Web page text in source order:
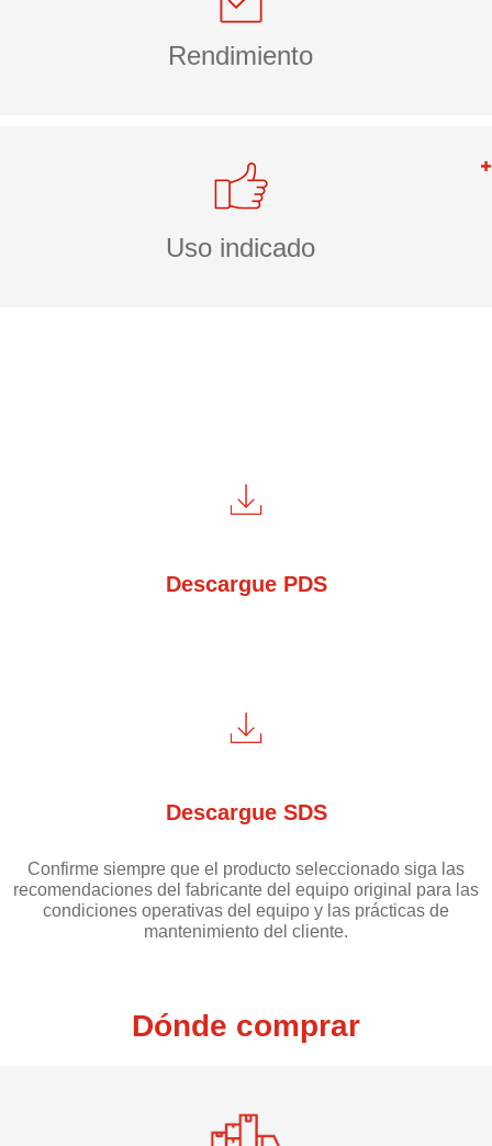
Rendimiento
Uso indicado
Descargue PDS
Descargue SDS
Confirme siempre que el producto seleccionado siga las
recomendaciones del fabricante del equipo original para las
condiciones operativas del equipo y las prácticas de
mantenimiento del cliente.
Dónde comprar